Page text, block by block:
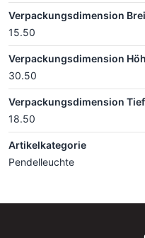
Verpackungsdimension
15.50
Verpackungsdimension
30.50
Verpackungsdimension
18.50
Artikelkategorie
Pendelleuchte